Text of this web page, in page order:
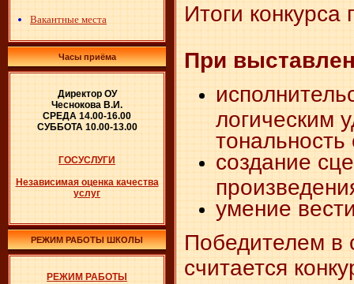
Вакантные места
Часы приёма
Директор ОУ
Чеснокова В.И.
СРЕДА 14.00-16.00
СУББОТА 10.00-13.00
ГОСУСЛУГИ
Независимая оценка качества
услуг
РЕЖИМ РАБОТЫ ШКОЛЫ
РЕЖИМ РАБОТЫ
Итоги конкурса
При
логическим
тональность
создание
умение
Победителем в
считается